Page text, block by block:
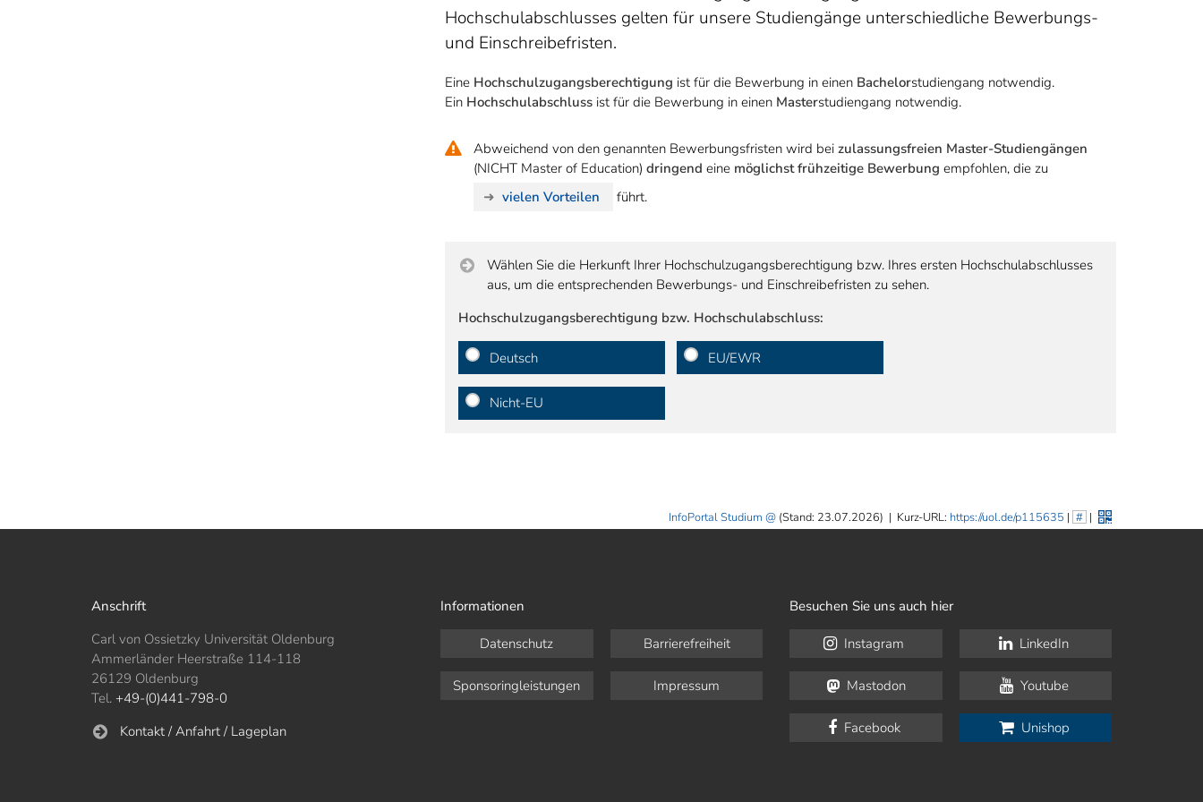
Hochschulabschlusses gelten für unsere Studiengänge unterschiedliche Bewerbungs-
und Einschreibefristen.
Eine Hochschulzugangsberechtigung ist für die Bewerbung in einen Bachelorstudiengang notwendig.
Ein Hochschulabschluss ist für die Bewerbung in einen Masterstudiengang notwendig.
Abweichend von den genannten Bewerbungsfristen wird bei zulassungsfreien Master-Studiengängen
(NICHT Master of Education) dringend eine möglichst frühzeitige Bewerbung empfohlen, die zu
vielen Vorteilen
führt.
Wählen Sie die Herkunft Ihrer Hochschulzugangsberechtigung bzw. Ihres ersten Hochschulabschlusses
aus, um die entsprechenden Bewerbungs- und Einschreibefristen zu sehen.
Hochschulzugangsberechtigung bzw. Hochschulabschluss:
Deutsch EU/EWR
Nicht-EU
InfoPortal Studium (Stand: 23.07.2026) | Kurz-URL: https://uol.de/p115635 | # |
Anschrift
Carl von Ossietzky Universität Oldenburg
Ammerländer Heerstraße 114-118
26129 Oldenburg
Tel. +49-(0)441-798-0
Kontakt / Anfahrt / Lageplan
Informationen
Datenschutz Barrierefreiheit
Sponsoringleistungen Impressum
Besuchen Sie uns auch hier
Instagram LinkedIn
Mastodon Youtube
Facebook Unishop